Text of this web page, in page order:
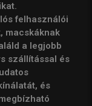
felhasználói
macskáknak
a legjobb
szállítással és
és